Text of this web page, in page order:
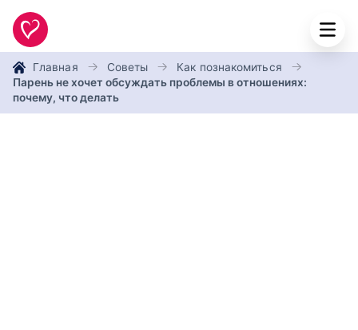
Главная Советы
Как познакомиться
Парень не хочет обсуждать проблемы в отношениях:
почему, что делать